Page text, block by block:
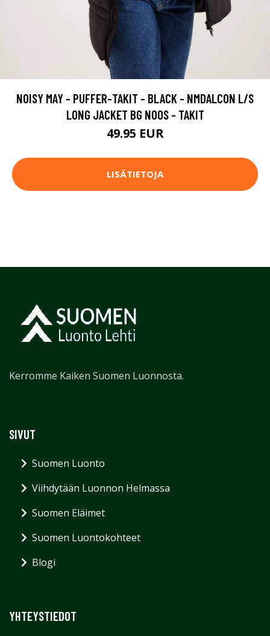
NOISY MAY - PUFFER-TAKIT - BLACK - NMDALCON L/S
LONG JACKET BG NOOS - TAKIT
49.95 EUR
LISÄTIETOJA
Kerromme Kaiken Suomen Luonnosta.
SIVUT
Suomen Luonto
Viihdytään Luonnon Helmassa
Suomen Eläimet
Suomen Luontokohteet
Blogi
YHTEYSTIEDOT